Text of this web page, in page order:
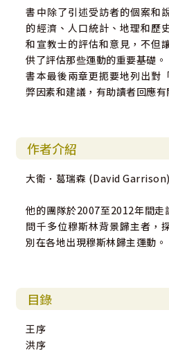
書中除了引述受訪者的個案和
的經濟、人口統計、地理和歷
和宣教士的評估和意見，不但
供了評估那些運動的重要基礎。
書本最後兩章更扼要地列出對
弊因素和建議，有助讀者回應
作者介紹
大衛．葛瑞森 (David Garrison)
他的團隊於2007至2012年間走
問千多位穆斯林背景歸主者，
別在各地出現穆斯林歸主運動。
目錄
王序
洪序